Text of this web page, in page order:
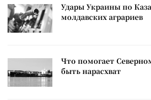
Удары Украины по
молдавских аграриев
Что помогает
быть нарасхват